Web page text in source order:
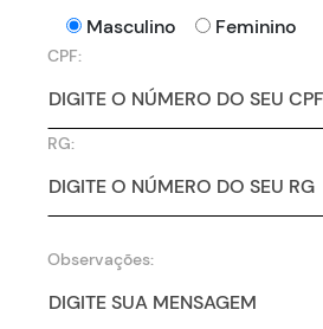
Masculino Feminino
CPF:
RG:
Observações: